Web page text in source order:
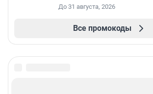
До 31 августа, 2026
Все промокоды